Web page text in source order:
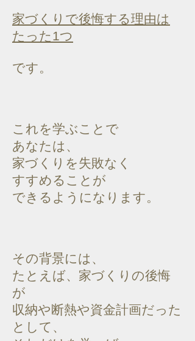
家づくりで後悔する理由は
たった1つ
です。
これを学ぶことで
あなたは、
家づくりを失敗なく
すすめることが
できるようになります。
その背景には、
たとえば、家づくりの後悔
が
収納や断熱や資金計画だった
として、